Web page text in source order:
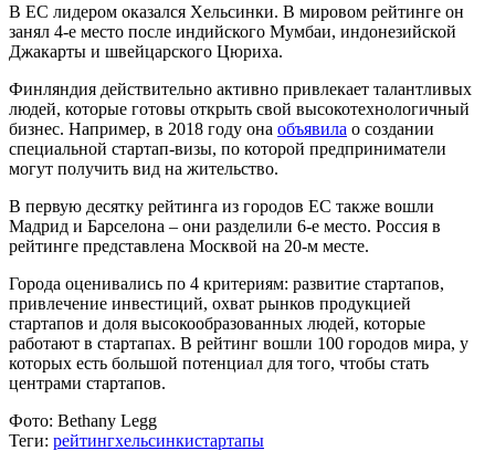
В ЕС лидером оказался Хельсинки. В мировом рейтинге он
занял 4-е место после индийского Мумбаи, индонезийской
Джакарты и швейцарского Цюриха.
Финляндия действительно активно привлекает талантливых
людей, которые готовы открыть свой высокотехнологичный
бизнес. Например, в 2018 году она объявила о создании
специальной стартап-визы, по которой предприниматели
могут получить вид на жительство.
В первую десятку рейтинга из городов ЕС также вошли
Мадрид и Барселона – они разделили 6-е место. Россия в
рейтинге представлена Москвой на 20-м месте.
Города оценивались по 4 критериям: развитие стартапов,
привлечение инвестиций, охват рынков продукцией
стартапов и доля высокообразованных людей, которые
работают в стартапах. В рейтинг вошли 100 городов мира, у
которых есть большой потенциал для того, чтобы стать
центрами стартапов.
Фото: Bethany Legg
Теги: рейтингхельсинкистартапы